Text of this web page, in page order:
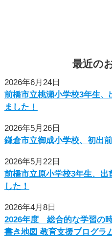
最近の
2026年6月24日
前橋市立桃瀬小学校3年生、
ました！
2026年5月26日
鎌倉市立御成小学校、初出前
2026年5月22日
前橋市立原小学校3年生、出
した！
2026年4月8日
2026年度 総合的な学習の
書き地図 教育⽀援プログラ